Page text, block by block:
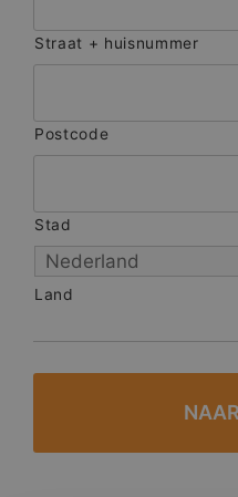
Straat + huisnummer
Postcode
Stad
Land